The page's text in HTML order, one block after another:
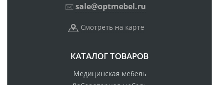
sale@optmebel.ru
Смотреть на карте
КАТАЛОГ ТОВАРОВ
Медицинская мебель